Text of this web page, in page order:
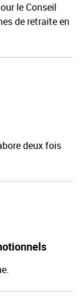
le Conseil
de retraite en
deux fois